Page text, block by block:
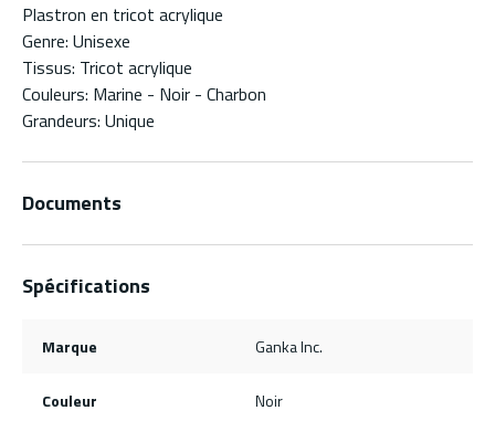
Plastron en tricot acrylique
Genre: Unisexe
Tissus: Tricot acrylique
Couleurs: Marine - Noir - Charbon
Grandeurs: Unique
Documents
Spécifications
Marque Ganka Inc.
Couleur Noir